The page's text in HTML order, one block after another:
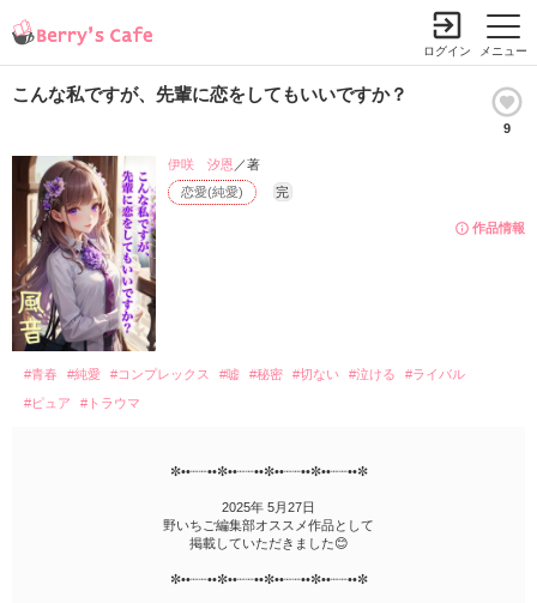
メニュー
ログイン
こんな私ですが、先輩に恋をしてもいいですか？
9
作品情報
恋愛(純愛) 完
伊咲 汐恩 ／著
#青春 #純愛 #コンプレックス #嘘 #秘密 #切ない #泣ける
#ライバル
#ピュア
#トラウマ
✼••┈┈••✼••┈┈••✼••┈┈••✼••┈┈••✼
2025年 5月27日
野いちご編集部オススメ作品として
掲載していただきました😊
✼••┈┈••✼••┈┈••✼••┈┈••✼••┈┈••✼